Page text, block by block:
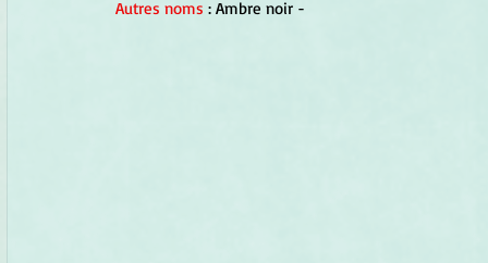
Autres noms : Ambre noir -